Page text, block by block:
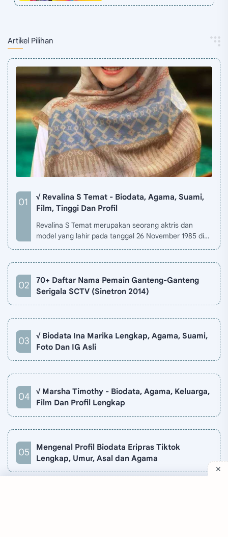
Artikel Pilihan
√ Revalina S Temat - Biodata, Agama, Suami,
Film, Tinggi Dan Profil
Revalina S Temat merupakan seorang aktris dan
model yang lahir pada tanggal 26 November 1985 di
70+ Daftar Nama Pemain Ganteng-Ganteng
Serigala SCTV (Sinetron 2014)
√ Biodata Ina Marika Lengkap, Agama, Suami,
Foto Dan IG Asli
√ Marsha Timothy - Biodata, Agama, Keluarga,
Film Dan Profil Lengkap
Mengenal Profil Biodata Eripras Tiktok
Lengkap, Umur, Asal dan Agama